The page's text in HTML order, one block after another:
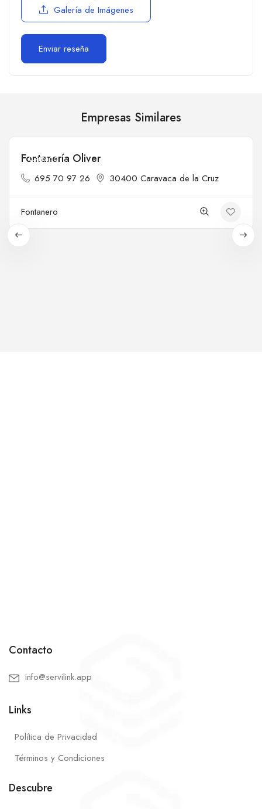
Galería de Imágenes
Empresas Similares
Cerrado
Fontanería Oliver
695 70 97 26 30400 Caravaca de la Cruz
Fontanero
Contacto
info@servilink.app
Links
Política de Privacidad
Términos y Condiciones
Descubre